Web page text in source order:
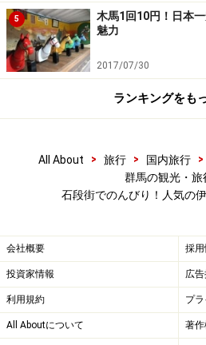
おや）と呼ばれた12の温泉宿が
宿の家紋のような意味合いを持
も営業する宿もあれば、すでに
ありますが、石段には宿のあっ
こかに十二支が隠れているとい
が刻まれているほか、「小満口
る窓が開いていて、そこからは
出来ます。
5
木馬1回10円！日本
魅力
2017/07/30
ランキングをも
All About > 旅行 > 国内旅行 >
群馬の観光・旅
石段街でのんびり！人気の
会社概要 採用
投資家情報 広
利用規約 プ
All Aboutについて 著